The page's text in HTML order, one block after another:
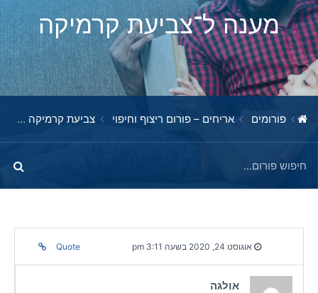
מענה ל־צביעת קרמיקה
פורומים אריחים – פורום ריצוף וחיפוי צביעת קרמיקה
אוגוסט 24, 2020 בשעה 3:11 pm Quote
אולגה